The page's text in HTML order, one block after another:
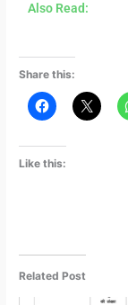
Also Read:
Share this:
Like this:
Related Post